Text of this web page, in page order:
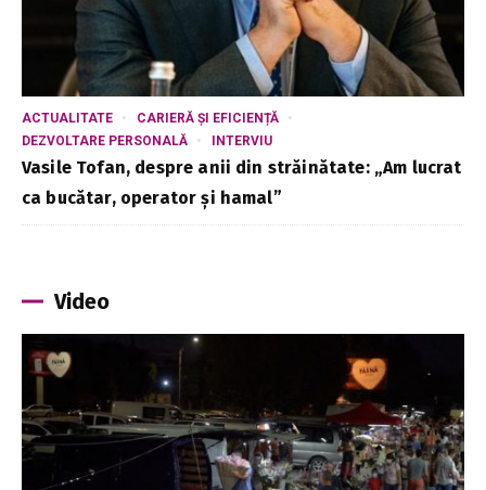
ACTUALITATE
CARIERĂ ȘI EFICIENȚĂ
DEZVOLTARE PERSONALĂ
INTERVIU
Vasile Tofan, despre anii din străinătate: „Am lucrat
ca bucătar, operator și hamal”
Video